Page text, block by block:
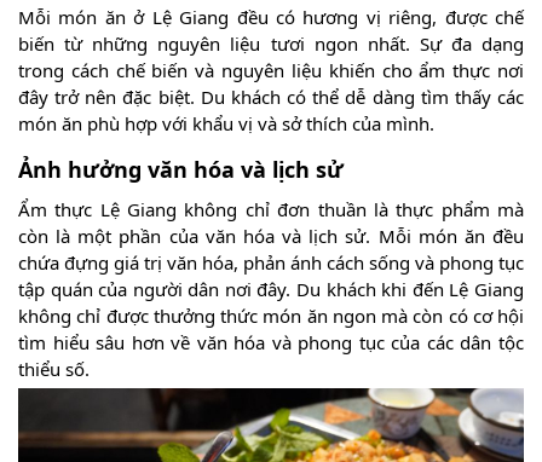
Mỗi món ăn ở Lệ Giang đều có hương vị riêng, được chế
biến từ những nguyên liệu tươi ngon nhất. Sự đa dạng
trong cách chế biến và nguyên liệu khiến cho ẩm thực nơi
đây trở nên đặc biệt. Du khách có thể dễ dàng tìm thấy các
món ăn phù hợp với khẩu vị và sở thích của mình.
Ảnh hưởng văn hóa và lịch sử
Ẩm thực Lệ Giang không chỉ đơn thuần là thực phẩm mà
còn là một phần của văn hóa và lịch sử. Mỗi món ăn đều
chứa đựng giá trị văn hóa, phản ánh cách sống và phong tục
tập quán của người dân nơi đây. Du khách khi đến Lệ Giang
không chỉ được thưởng thức món ăn ngon mà còn có cơ hội
tìm hiểu sâu hơn về văn hóa và phong tục của các dân tộc
thiểu số.